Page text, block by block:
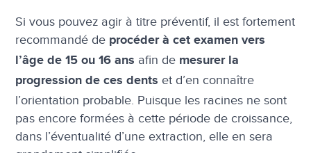
Si vous pouvez agir à titre préventif, il est fortement
recommandé de procéder à cet examen vers
l’âge de 15 ou 16 ans afin de mesurer la
progression de ces dents et d’en connaître
l’orientation probable. Puisque les racines ne sont
pas encore formées à cette période de croissance,
dans l’éventualité d’une extraction, elle en sera